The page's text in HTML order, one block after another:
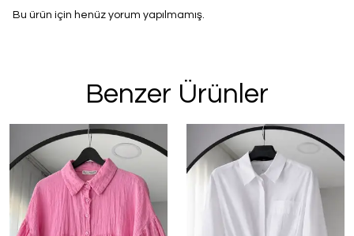
Bu ürün için henüz yorum yapılmamış.
Benzer Ürünler